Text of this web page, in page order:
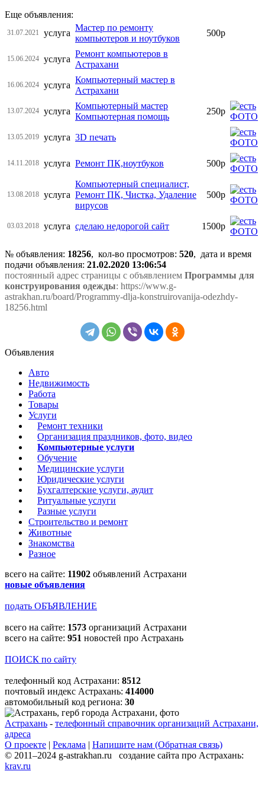
Еще объявления:
31.07.2021 услуга
Мастер по ремонту
компьютеров и ноутбуков
500р
15.06.2024 услуга
Ремонт компьютеров в
Астрахани
16.06.2024 услуга
Компьютерный мастер в
Астрахани
13.07.2024 услуга
Компьютерный мастер
Компьютерная помощь
250р
13.05.2019 услуга 3D печать
14.11.2018 услуга Ремонт ПК,ноутбуков 500р
13.08.2018 услуга
Компьютерный специалист,
Ремонт ПК, Чистка, Удаление
вирусов
500р
03.03.2018 услуга сделаю недорогой сайт 1500р
№ объявления: 18256, кол-во просмотров: 520, дата и время
подачи объявления: 21.02.2020 13:06:54
постоянный адрес страницы с объявлением Программы для
конструирования одежды: https://www.g-
astrakhan.ru/board/Programmy-dlja-konstruirovanija-odezhdy-
18256.html
Объявления
Авто
Недвижимость
Работа
Товары
Услуги
Ремонт техники
Организация праздников, фото, видео
Компьютерные услуги
Обучение
Медицинские услуги
Юридические услуги
Бухгалтерские услуги, аудит
Ритуальные услуги
Разные услуги
Строительство и ремонт
Животные
Знакомства
Разное
всего на сайте: 11902 объявлений Астрахани
новые объявления
подать ОБЪЯВЛЕНИЕ
всего на сайте: 1573 организаций Астрахани
всего на сайте: 951 новостей про Астрахань
ПОИСК по сайту
телефонный код Астрахани: 8512
почтовый индекс Астрахань: 414000
автомобильный код региона: 30
Астрахань - телефонный справочник организаций Астрахани,
адреса
О проекте | Реклама | Напишите нам (Обратная связь)
© 2011–2024 g-astrakhan.ru создание сайта про Астрахань:
krav.ru